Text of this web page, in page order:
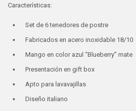
Características:
Set de 6 tenedores de postre
Fabricados en acero inoxidable 18/10
Mango en color azul “Blueberry” mate
Presentación en gift box
Apto para lavavajillas
Diseño italiano